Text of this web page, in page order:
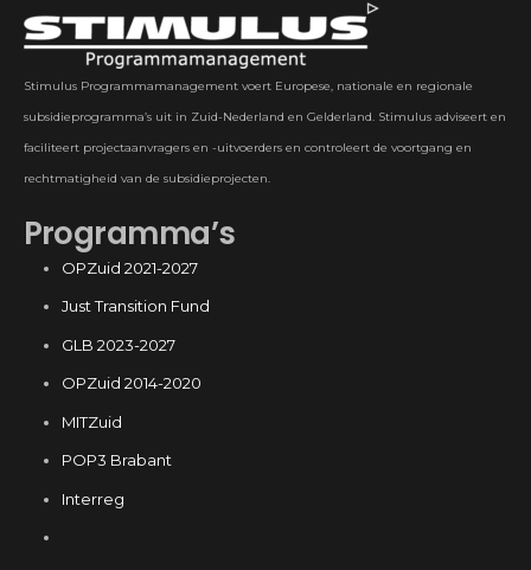
Stimulus Programmamanagement voert Europese, nationale en regionale
subsidieprogramma’s uit in Zuid-Nederland en Gelderland. Stimulus adviseert en
faciliteert projectaanvragers en -uitvoerders en controleert de voortgang en
rechtmatigheid van de subsidieprojecten.
Programma’s
OPZuid 2021-2027
Just Transition Fund
GLB 2023-2027
OPZuid 2014-2020
MITZuid
POP3 Brabant
Interreg